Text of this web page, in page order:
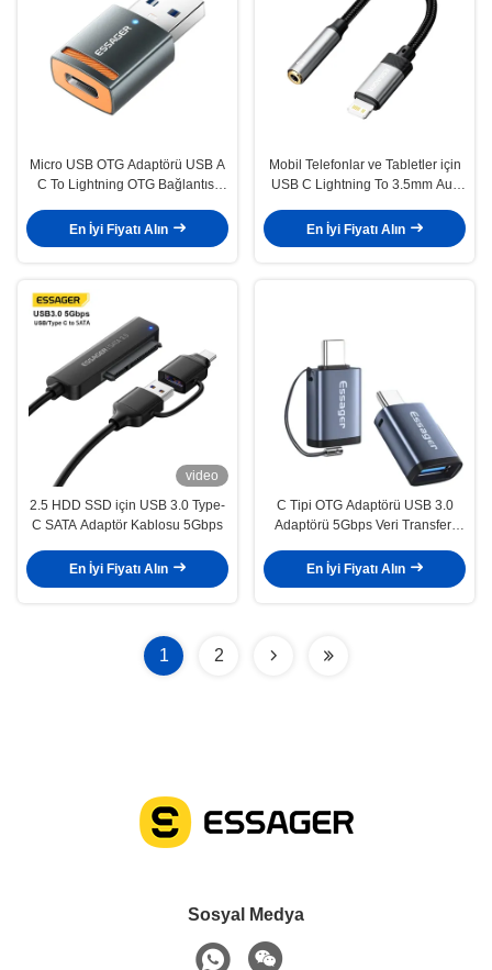
Micro USB OTG Adaptörü USB A
C To Lightning OTG Bağlantısı
En İyi Fiyatı Alın
Mobil Telefonlar ve Tabletler için
USB C Lightning To 3.5mm Aux
En İyi Fiyatı Alın
video
2.5 HDD SSD için USB 3.0 Type-
C SATA Adaptör Kablosu 5Gbps
En İyi Fiyatı Alın
C Tipi OTG Adaptörü USB 3.0
Adaptörü 5Gbps Veri Transferi
En İyi Fiyatı Alın
1 2
Sosyal Medya